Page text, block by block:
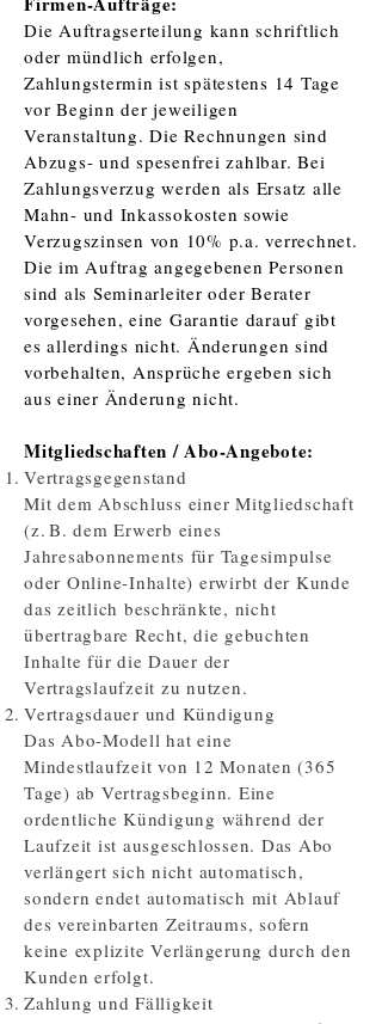
Die Auftragserteilung kann schriftlich
oder mündlich erfolgen,
Zahlungstermin ist spätestens 14 Tage
vor Beginn der jeweiligen
Veranstaltung. Die Rechnungen sind
Abzugs- und spesenfrei zahlbar. Bei
Zahlungsverzug werden als Ersatz alle
Mahn- und Inkassokosten sowie
Verzugszinsen von 10% p.a. verrechnet.
Die im Auftrag angegebenen Personen
sind als Seminarleiter oder Berater
vorgesehen, eine Garantie darauf gibt
es allerdings nicht. Änderungen sind
vorbehalten, Ansprüche ergeben sich
aus einer Änderung nicht.
Mitgliedschaften / Abo-Angebote:
Vertragsgegenstand
Mit dem Abschluss einer Mitgliedschaft
(z. B. dem Erwerb eines
Jahresabonnements für Tagesimpulse
oder Online-Inhalte) erwirbt der Kunde
das zeitlich beschränkte, nicht
übertragbare Recht, die gebuchten
Inhalte für die Dauer der
Vertragslaufzeit zu nutzen.
Vertragsdauer und Kündigung
Das Abo-Modell hat eine
Mindestlaufzeit von 12 Monaten (365
Tage) ab Vertragsbeginn. Eine
ordentliche Kündigung während der
Laufzeit ist ausgeschlossen. Das Abo
verlängert sich nicht automatisch,
sondern endet automatisch mit Ablauf
des vereinbarten Zeitraums, sofern
keine explizite Verlängerung durch den
Kunden erfolgt.
Zahlung und Fälligkeit